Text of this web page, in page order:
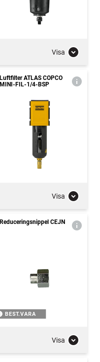
Visa
Luftfilter ATLAS COPCO
MINI-FIL-1/4-BSP
Visa
Reduceringsnippel CEJN
BEST.VARA
Visa